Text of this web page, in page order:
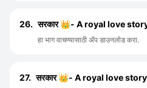
26. सरकार 👑- A royal love
हा भाग वाचण्यासाठी ॲप डाउनलोड करा.
27. सरकार 👑- A royal love story